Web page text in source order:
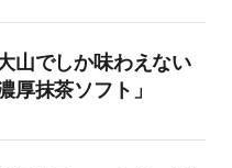
山でしか味わえない
厚抹茶ソフト」